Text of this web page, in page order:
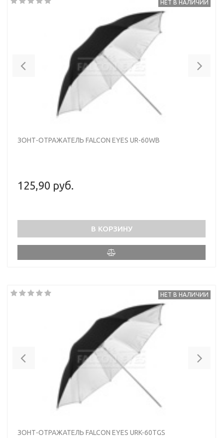
НЕТ В НАЛИЧИИ
ЗОНТ-ОТРАЖАТЕЛЬ FALCON EYES UR-60WB
125,90 руб.
В КОРЗИНУ
НЕТ В НАЛИЧИИ
ЗОНТ-ОТРАЖАТЕЛЬ FALCON EYES URK-60TGS